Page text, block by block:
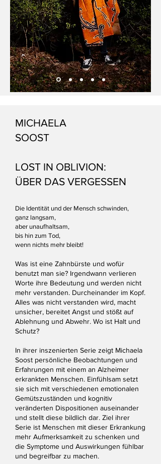
MICHAELA
SOOST
LOST IN OBLIVION:
ÜBER DAS VERGESSEN
Die Identität und der Mensch schwinden,
ganz langsam,
aber unaufhaltsam,
bis hin zum Tod,
wenn nichts mehr bleibt!
Was ist eine Zahnbürste und wofür
benutzt man sie? Irgendwann verlieren
Worte ihre Bedeutung und werden nicht
mehr verstanden. Durcheinander im Kopf.
Alles was nicht verstanden wird, macht
unsicher, bereitet Angst und stößt auf
Ablehnung und Abwehr. Wo ist Halt und
Schutz?
In ihrer inszenierten Serie zeigt Michaela
Soost persönliche Beobachtungen und
Erfahrungen mit einem an Alzheimer
erkrankten Menschen. Einfühlsam setzt
sie sich mit verschiedenen emotionalen
Gemütszuständen und kognitiv
veränderten Dispositionen auseinander
und stellt diese bildlich dar. Ziel ihrer
Serie ist Menschen mit dieser Erkrankung
mehr Aufmerksamkeit zu schenken und
die Symptome und Auswirkungen fühlbar
und begreifbar zu machen.